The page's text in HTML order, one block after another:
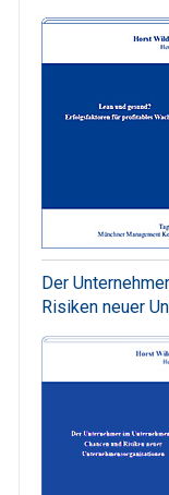
Der
Risiken neuer